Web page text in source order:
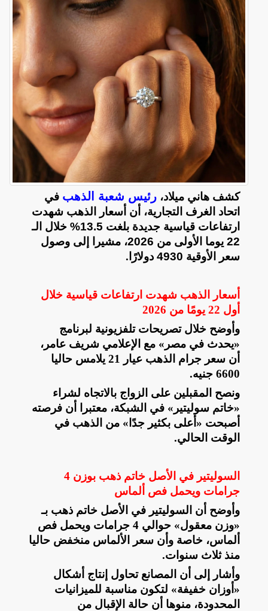
كشف هاني ميلاد،رئيس شعبة الذهب في
اتحاد الغرف التجارية، أن أسعار الذهب شهدت
ارتفاعات قياسية جديدة بلغت 13.5% خلال الـ
22 يوما الأولى من 2026، مشيرا إلى وصول
سعر الأوقية 4930 دولارًا
.
أسعار الذهب شهدت ارتفاعات قياسية خلال
أول 22 يومًا من 2026
وأوضح خلال تصريحات تلفزيونية لبرنامج
«يحدث في مصر» مع الإعلامي شريف عامر،
أن سعر جرام الذهب عيار 21 يلامس حاليا
6600 جنيه
.
ونصح المقبلين على الزواج بالاتجاه لشراء
«خاتم سوليتير» في الشبكة، معتبرا أن فرصته
أصبحت «أعلى بكثير جدًا» من الذهب في
الوقت الحالي.
السوليتير في الأصل خاتم ذهب بوزن 4
جرامات ويحمل فص ألماس
وأوضح أن السوليتير في الأصل خاتم ذهب بـ
«وزن معقول» حوالي 4 جرامات ويحمل فص
ألماس، خاصة وأن سعر الألماس منخفض حاليا
منذ ثلاث سنوات.
وأشار إلى أن المصانع تحاول إنتاج أشكال
«أوزان خفيفة» لتكون مناسبة للميزانيات
المحدودة، منوها أن حالة الإقبال من